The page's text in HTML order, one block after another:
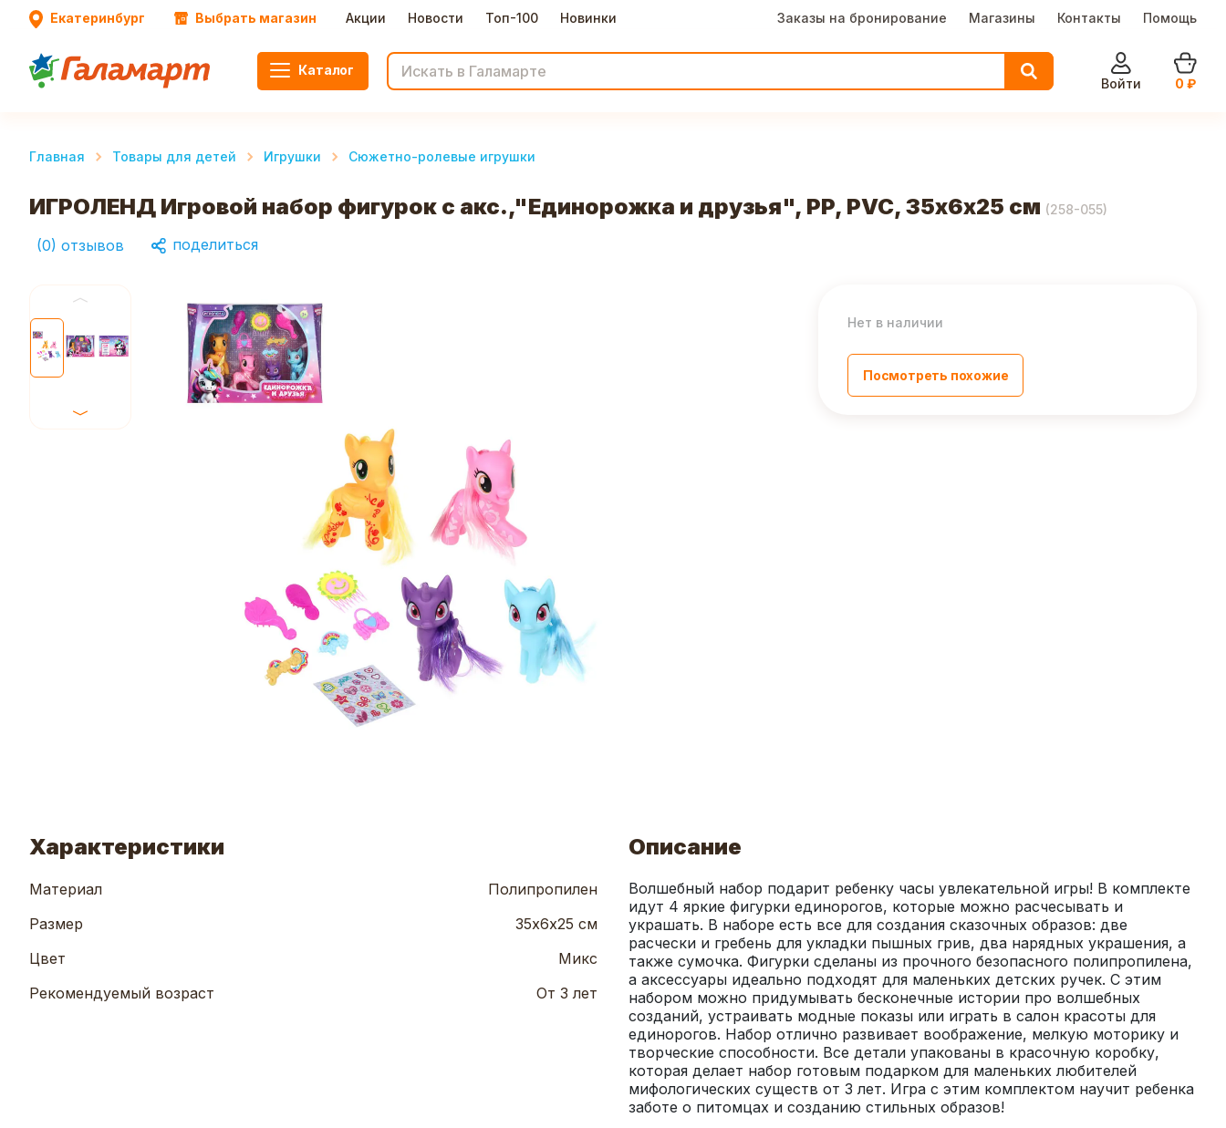
Екатеринбург Выбрать магазин Акции Новости Топ-100 Новинки Заказы на бронирование Магазины Контакты Помощь
Каталог
Войти
0 ₽
Главная Товары для детей Игрушки Сюжетно-ролевые игрушки
ИГРОЛЕНД Игровой набор фигурок с акс.,"Единорожка и друзья", PP, PVC, 35х6х25 см (258-055)
(0) отзывов поделиться
Нет в наличии
Посмотреть похожие
Характеристики
Материал
Полипропилен
Размер
35х6х25 см
Цвет
Микс
Рекомендуемый возраст
От 3 лет
Описание
Волшебный набор подарит ребенку часы увлекательной игры! В комплекте
идут 4 яркие фигурки единорогов, которые можно расчесывать и
украшать. В наборе есть все для создания сказочных образов: две
расчески и гребень для укладки пышных грив, два нарядных украшения, а
также сумочка. Фигурки сделаны из прочного безопасного полипропилена,
а аксессуары идеально подходят для маленьких детских ручек. С этим
набором можно придумывать бесконечные истории про волшебных
созданий, устраивать модные показы или играть в салон красоты для
единорогов. Набор отлично развивает воображение, мелкую моторику и
творческие способности. Все детали упакованы в красочную коробку,
которая делает набор готовым подарком для маленьких любителей
мифологических существ от 3 лет. Игра с этим комплектом научит ребенка
заботе о питомцах и созданию стильных образов!